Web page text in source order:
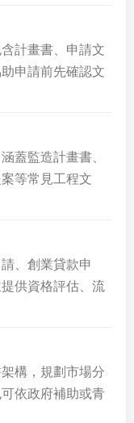
計畫書、申請文
申請前先確認文
蓋監造計畫書、
等常見工程文
、創業貸款申
供資格評估、流
構，規劃市場分
依政府補助或青